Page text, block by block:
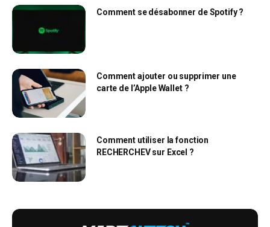
Comment se désabonner de Spotify ?
Comment ajouter ou supprimer une
carte de l’Apple Wallet ?
Comment utiliser la fonction
RECHERCHEV sur Excel ?